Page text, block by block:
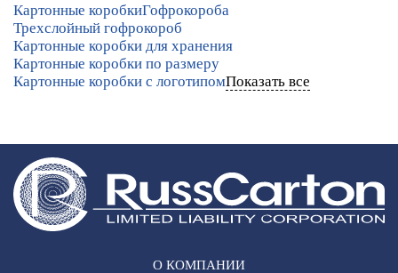
Картонные коробкиГофрокороба
Трехслойный гофрокороб
Картонные коробки для хранения
Картонные коробки по размеру
Картонные коробки с логотипомПоказать все
О КОМПАНИИ